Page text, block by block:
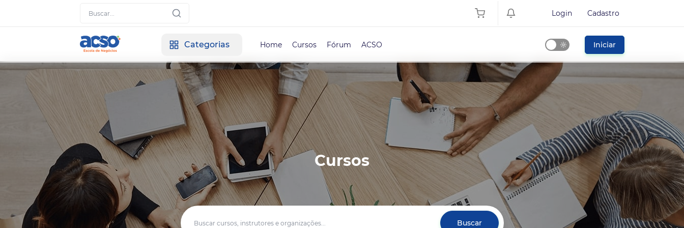
Login Cadastro
Categorias Home Cursos Fórum ACSO
Mode
Iniciar
Cursos
Buscar